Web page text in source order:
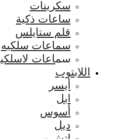
سكرينات
ساعات ذكية
قلم ستايلس
سماعات سلكيه
سماعات
اللابتوب
أيسر
ابل
أسوس
ديل